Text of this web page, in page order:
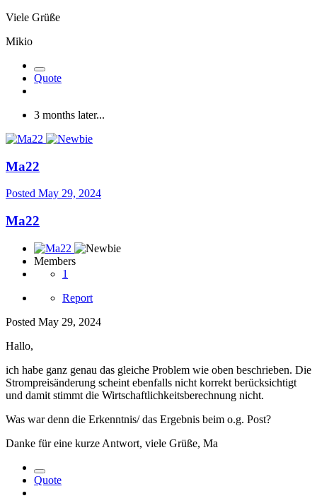
Viele Grüße
Mikio
Quote
3 months later...
Ma22
Posted May 29, 2024
Ma22
Members
1
Report
Posted May 29, 2024
Hallo,
ich habe ganz genau das gleiche Problem wie oben beschrieben. Die
Strompreisänderung scheint ebenfalls nicht korrekt berücksichtigt
und damit stimmt die Wirtschaftlichkeitsberechnung nicht.
Was war denn die Erkenntnis/ das Ergebnis beim o.g. Post?
Danke für eine kurze Antwort, viele Grüße, Ma
Quote